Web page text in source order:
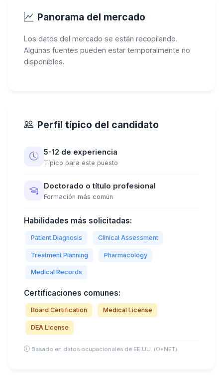
Panorama del mercado
Los datos del mercado se están recopilando.
Algunas fuentes pueden estar temporalmente no
disponibles.
Perfil típico del candidato
5-12 de experiencia
Típico para este puesto
Doctorado o título profesional
Formación más común
Habilidades más solicitadas:
Patient Diagnosis Clinical Assessment
Treatment Planning Pharmacology
Medical Records
Certificaciones comunes:
Board Certification Medical License
DEA License
Basado en datos ocupacionales de EE.UU. (O*NET)